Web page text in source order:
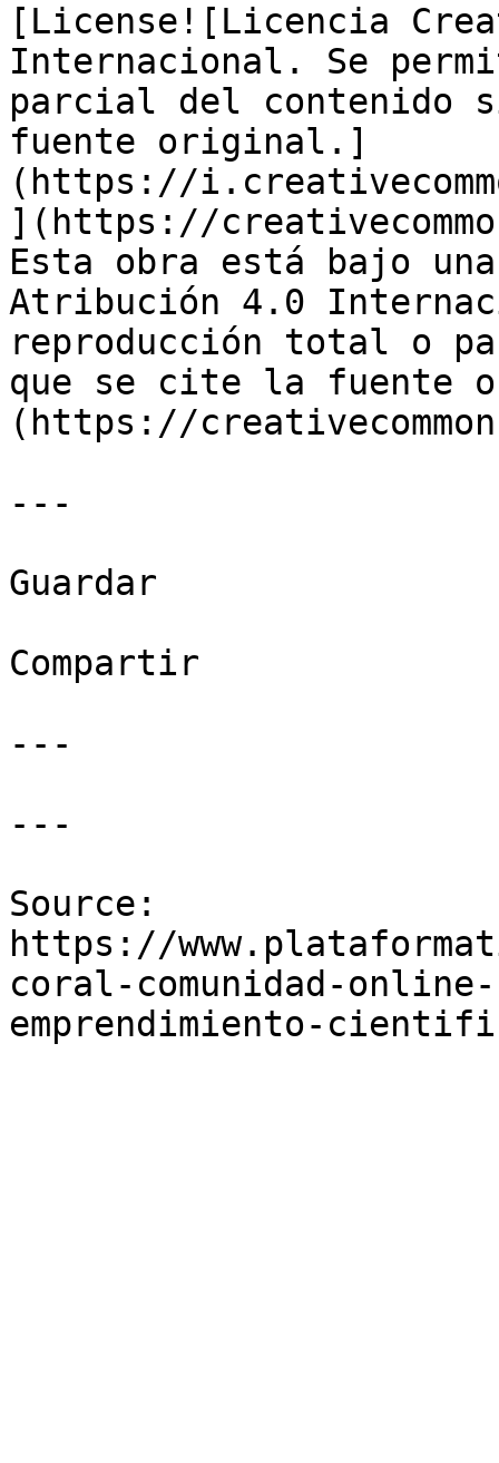
[License![Licencia
Internacional. Se
parcial del contenido
fuente original.]
(https://
](https://
Esta obra está bajo
Atribución 4.0
reproducción total o
que se cite la fuente
(https://
---
Guardar
Compartir
---
---
Source:
https://
coral-comunidad-